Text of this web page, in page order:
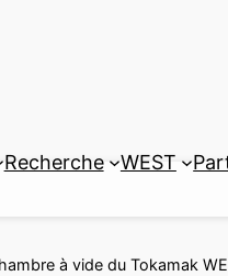
Recherche WEST
à vide du Tokamak